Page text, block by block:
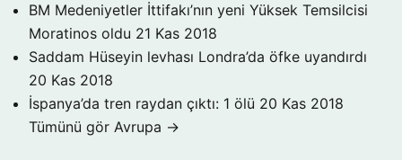
BM Medeniyetler İttifakı’nın yeni Yüksek Temsilcisi
Moratinos oldu 21 Kas 2018
Saddam Hüseyin levhası Londra’da öfke uyandırdı
20 Kas 2018
İspanya’da tren raydan çıktı: 1 ölü 20 Kas 2018
Tümünü gör Avrupa →